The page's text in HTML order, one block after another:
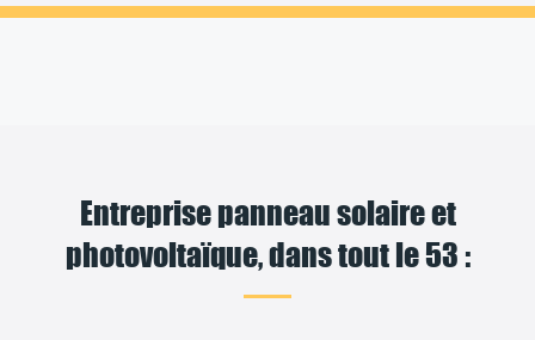
Entreprise panneau solaire et
photovoltaïque, dans tout le 53 :